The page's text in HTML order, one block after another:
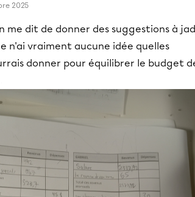
2025
me dit de donner des suggestions à
n'ai vraiment aucune idée quelles
donner pour équilibrer le budget